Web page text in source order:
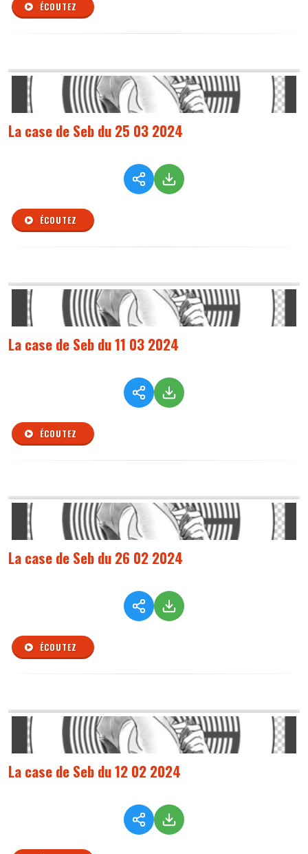
ÉCOUTEZ
La case de Seb du 25 03 2024
ÉCOUTEZ
La case de Seb du 11 03 2024
ÉCOUTEZ
La case de Seb du 26 02 2024
ÉCOUTEZ
La case de Seb du 12 02 2024